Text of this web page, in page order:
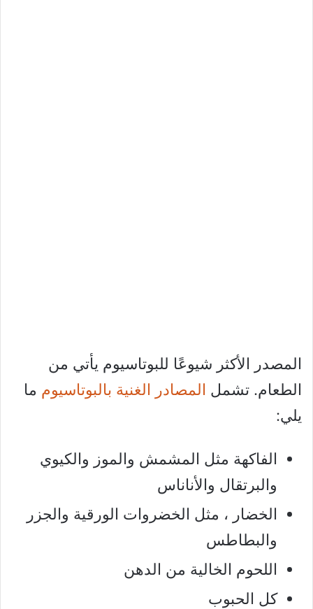
المصدر الأكثر شيوعًا للبوتاسيوم يأتي من
الطعام. تشمل المصادر الغنية بالبوتاسيوم ما
يلي:
الفاكهة مثل المشمش والموز والكيوي
والبرتقال والأناناس
الخضار ، مثل الخضروات الورقية والجزر
والبطاطس
اللحوم الخالية من الدهن
كل الحبوب